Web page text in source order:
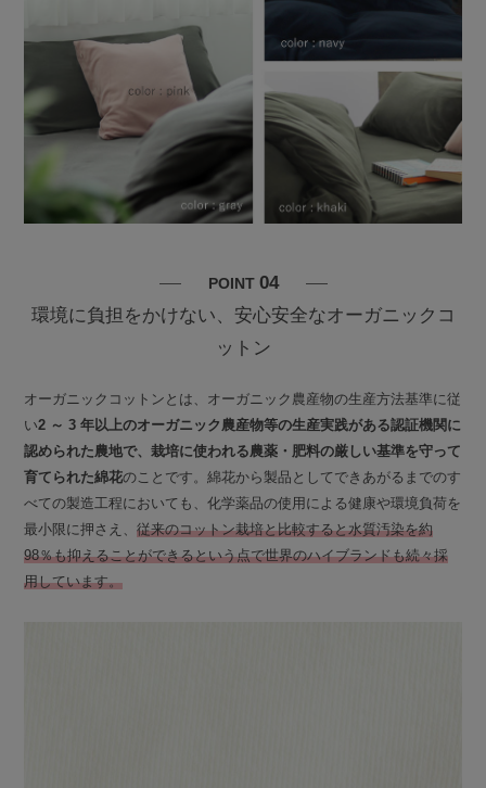
POINT 04
環境に負担をかけない、安心安全なオーガニックコ
ットン
オーガニックコットンとは、オーガニック農産物の生産方法基準に従
い2 ～ 3 年以上のオーガニック農産物等の生産実践がある認証機関に
認められた農地で、栽培に使われる農薬・肥料の厳しい基準を守って
育てられた綿花のことです。綿花から製品としてできあがるまでのす
べての製造工程においても、化学薬品の使用による健康や環境負荷を
最小限に押さえ、従来のコットン栽培と比較すると水質汚染を約
98％も抑えることができるという点で世界のハイブランドも続々採
用しています。